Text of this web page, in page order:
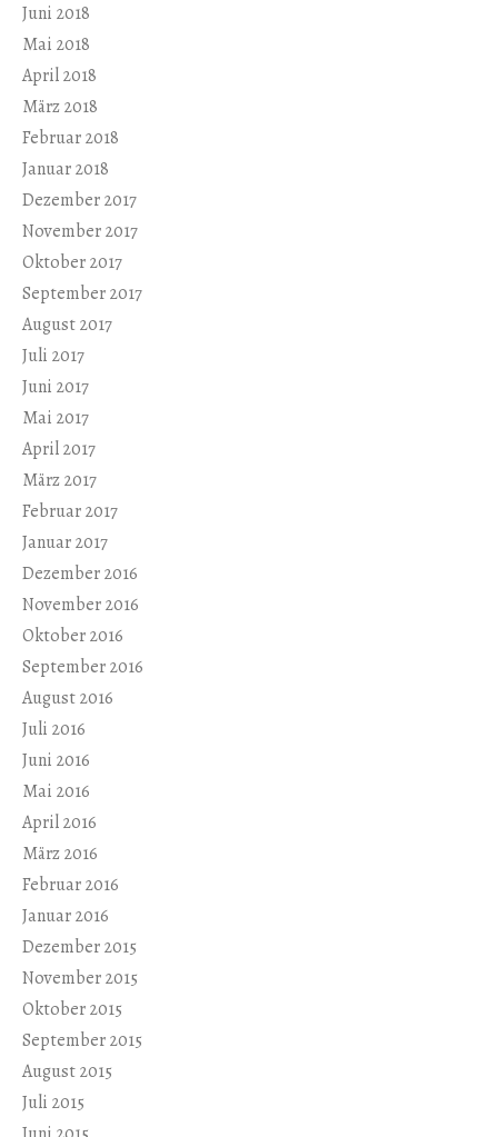
Juni 2018
Mai 2018
April 2018
März 2018
Februar 2018
Januar 2018
Dezember 2017
November 2017
Oktober 2017
September 2017
August 2017
Juli 2017
Juni 2017
Mai 2017
April 2017
März 2017
Februar 2017
Januar 2017
Dezember 2016
November 2016
Oktober 2016
September 2016
August 2016
Juli 2016
Juni 2016
Mai 2016
April 2016
März 2016
Februar 2016
Januar 2016
Dezember 2015
November 2015
Oktober 2015
September 2015
August 2015
Juli 2015